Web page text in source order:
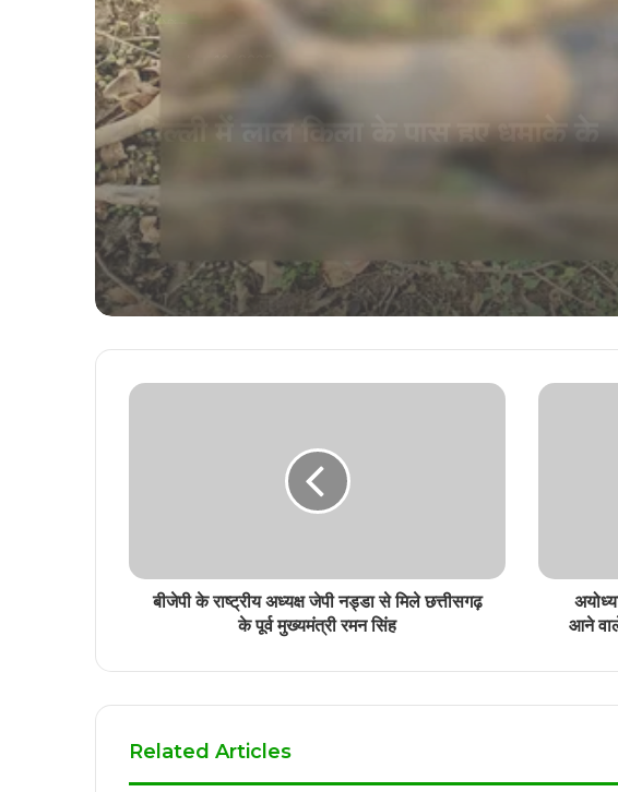
ब्रेकिंग
November 8, 2025
राज्योत्सव से गायब हुए कर्मचारी की
सड़ी-गली हालत में मिली लाश
बीजेपी के राष्ट्रीय अध्यक्ष जेपी नड्डा से मिले छत्तीसगढ़
के पूर्व मुख्यमंत्री रमन सिंह
आने वाले
Related Articles